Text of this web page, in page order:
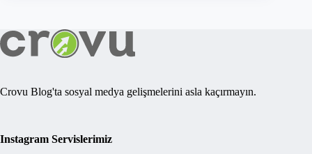
Crovu Blog'ta sosyal medya gelişmelerini asla kaçırmayın.
Instagram Servislerimiz